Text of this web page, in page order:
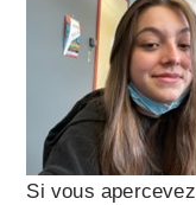
Si vous